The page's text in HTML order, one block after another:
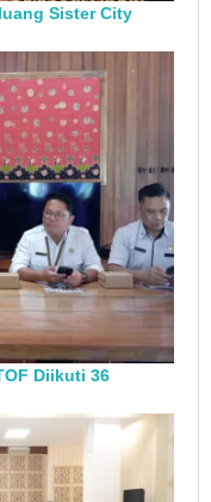
Sister City
Diikuti 36